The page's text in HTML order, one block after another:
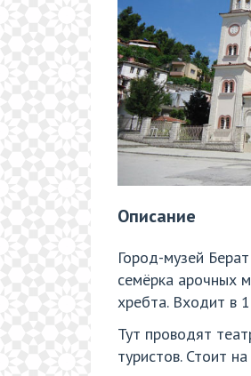
Описание
Город-музей
семёрка арочных
хребта. Входит в
Тут проводят
туристов. Стоит